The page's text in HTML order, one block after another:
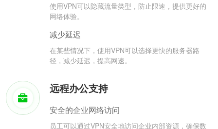
使用VPN可以隐藏流量类型，防止限速，提供更好的
网络体验。
减少延迟
在某些情况下，使用VPN可以选择更快的服务器路
径，减少延迟，提高网速。
远程办公支持
安全的企业网络访问
员工可以通过VPN安全地访问企业内部资源，确保数